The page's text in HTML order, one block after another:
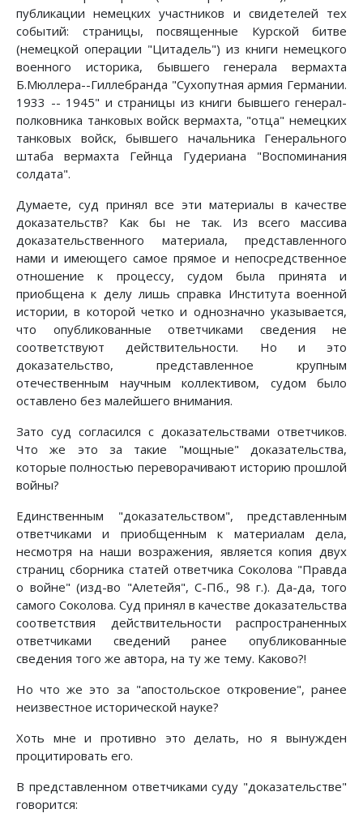
публикации немецких участников и свидетелей тех
событий: страницы, посвященные Курской битве
(немецкой операции "Цитадель") из книги немецкого
военного историка, бывшего генерала вермахта
Б.Мюллера--Гиллебранда "Сухопутная армия Германии.
1933 -- 1945" и страницы из книги бывшего генерал-
полковника танковых войск вермахта, "отца" немецких
танковых войск, бывшего начальника Генерального
штаба вермахта Гейнца Гудериана "Воспоминания
солдата".
Думаете, суд принял все эти материалы в качестве
доказательств? Как бы не так. Из всего массива
доказательственного материала, представленного
нами и имеющего самое прямое и непосредственное
отношение к процессу, судом была принята и
приобщена к делу лишь справка Института военной
истории, в которой четко и однозначно указывается,
что опубликованные ответчиками сведения не
соответствуют действительности. Но и это
доказательство, представленное крупным
отечественным научным коллективом, судом было
оставлено без малейшего внимания.
Зато суд согласился с доказательствами ответчиков.
Что же это за такие "мощные" доказательства,
которые полностью переворачивают историю прошлой
войны?
Единственным "доказательством", представленным
ответчиками и приобщенным к материалам дела,
несмотря на наши возражения, является копия двух
страниц сборника статей ответчика Соколова "Правда
о войне" (изд-во "Алетейя", С-Пб., 98 г.). Да-да, того
самого Соколова. Суд принял в качестве доказательства
соответствия действительности распространенных
ответчиками сведений ранее опубликованные
сведения того же автора, на ту же тему. Каково?!
Но что же это за "апостольское откровение", ранее
неизвестное исторической науке?
Хоть мне и противно это делать, но я вынужден
процитировать его.
В представленном ответчиками суду "доказательстве"
говорится: